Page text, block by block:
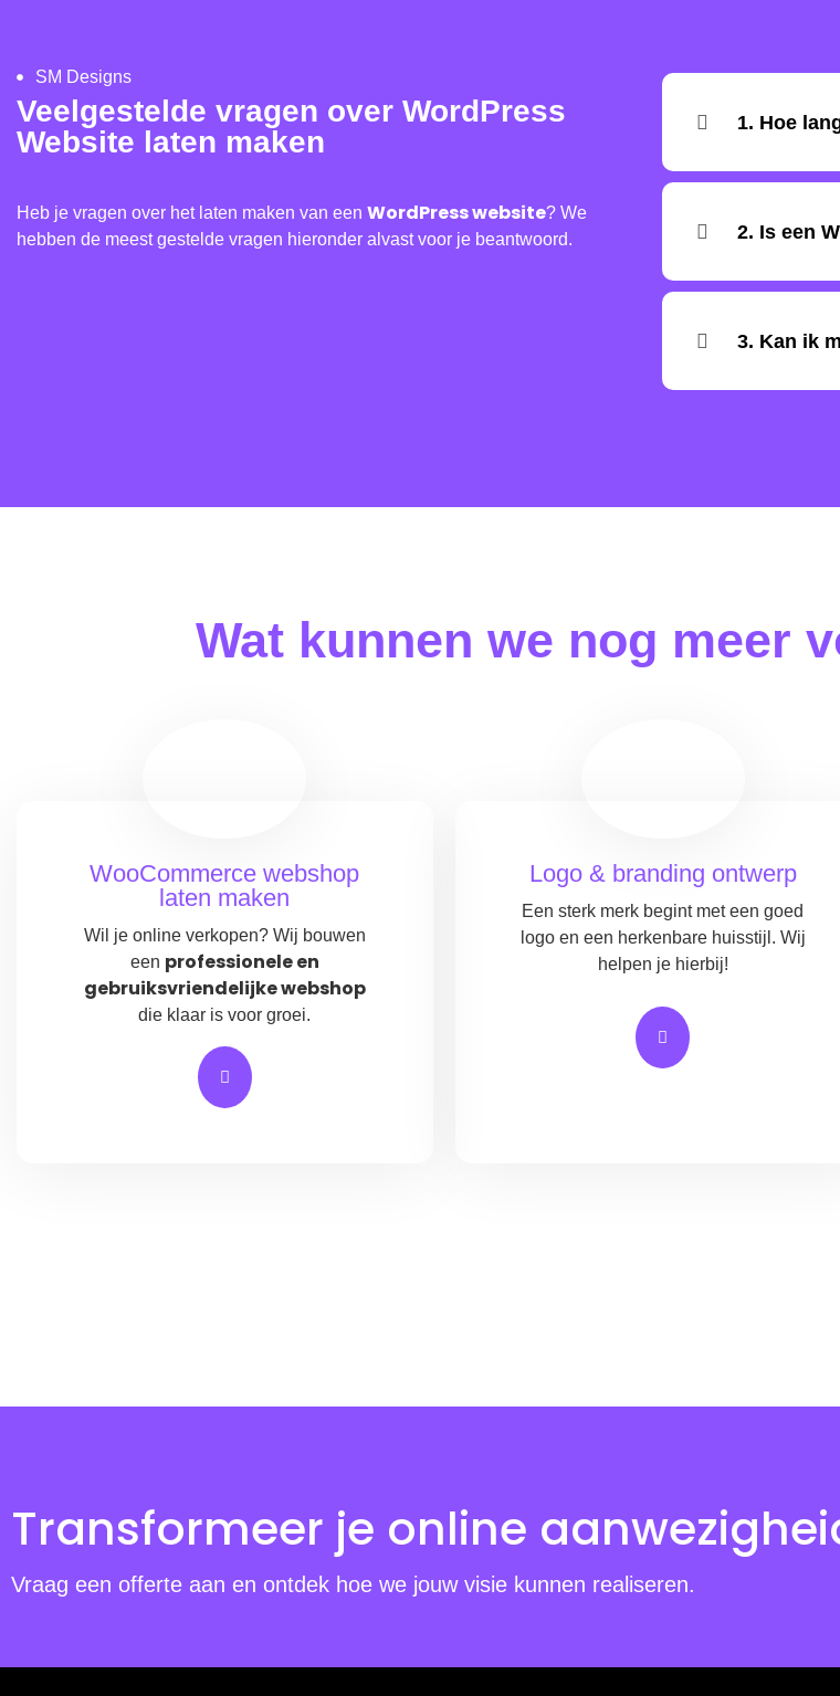
SM Designs
Veelgestelde vragen over WordPress
Website laten maken
Heb je vragen over het laten maken van een WordPress website? We
hebben de meest gestelde vragen hieronder alvast voor je beantwoord.
1. Hoe
2. Is een
3. Kan ik
Wat kunnen we nog meer
WooCommerce webshop
laten maken
Wil je online verkopen? Wij bouwen
een professionele en
gebruiksvriendelijke webshop
die klaar is voor groei.
Logo & branding ontwerp
Een sterk merk begint met een goed
logo en een herkenbare huisstijl. Wij
helpen je hierbij!
Transformeer je online
Vraag een offerte aan en ontdek hoe we jouw visie kunnen realiseren.